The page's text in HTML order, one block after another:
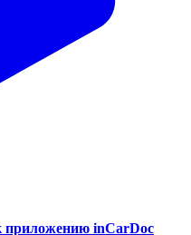
приложению inCarDoc